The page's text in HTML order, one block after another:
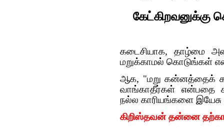
கேட்கிறவனுக்கு
கடைசியாக, தாழ்மை
மறுக்காமல் கொடுங்கள்
ஆக, "மறு கன்னத்தைக்
வாங்காதீர்கள் என்பதை
நல்ல காரியங்களை இயேசு
கிறிஸ்தவன் தன்னை